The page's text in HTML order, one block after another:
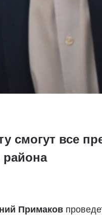
смогут все
района
Примаков